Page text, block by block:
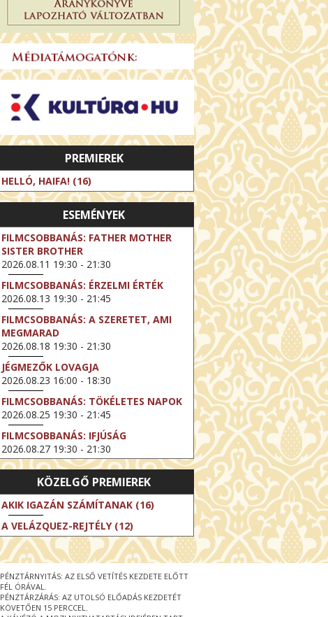
PREMIEREK
HELLÓ, HAIFA! (16)
ESEMÉNYEK
FILMCSOBBANÁS: FATHER MOTHER
SISTER BROTHER
2026.08.11 19:30 - 21:30
FILMCSOBBANÁS: ÉRZELMI ÉRTÉK
2026.08.13 19:30 - 21:45
FILMCSOBBANÁS: A SZERETET, AMI
MEGMARAD
2026.08.18 19:30 - 21:30
JÉGMEZŐK LOVAGJA
2026.08.23 16:00 - 18:30
FILMCSOBBANÁS: TÖKÉLETES NAPOK
2026.08.25 19:30 - 21:45
FILMCSOBBANÁS: IFJÚSÁG
2026.08.27 19:30 - 21:30
EXHIBITION ON SCREEN: VINCENT
VAN GOGH - ÚJ LÁTÁSMÓD
2026.08.30 11:00 - 12:30
NT LIVE / DAVID IRELAND: THE FIFTH
STEP
2026.09.01 19:00 - 21:00
BERLIN ELESTE
2026.09.13 16:00 - 19:00
NT LIVE / OSCAR WILDE: THE
IMPORTANCE OF BEING EARNEST
KÖZELGŐ PREMIEREK
AKIK IGAZÁN SZÁMÍTANAK (16)
A VELÁZQUEZ-REJTÉLY (12)
PÉNZTÁRNYITÁS: AZ ELSŐ VETÍTÉS KEZDETE ELŐTT
FÉL ÓRÁVAL.
PÉNZTÁRZÁRÁS: AZ UTOLSÓ ELŐADÁS KEZDETÉT
KÖVETŐEN 15 PERCCEL.